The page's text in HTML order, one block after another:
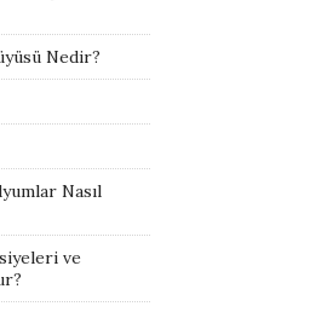
Nedir?
Nasıl
ve